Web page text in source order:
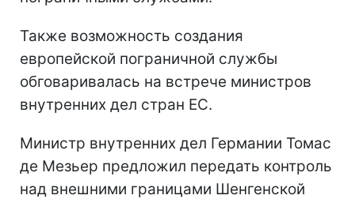
Также возможность создания
европейской пограничной службы
обговаривалась на встрече министров
внутренних дел стран ЕС.
Министр внутренних дел Германии Томас
де Мезьер предложил передать контроль
над внешними границами Шенгенской